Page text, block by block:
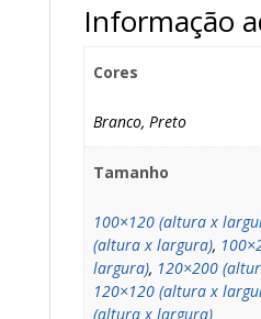
Informação
Cores
Branco, Preto
Tamanho
100×120 (altura x
(altura x largura),
largura), 120×200
120×120 (altura x
(altura x largura)